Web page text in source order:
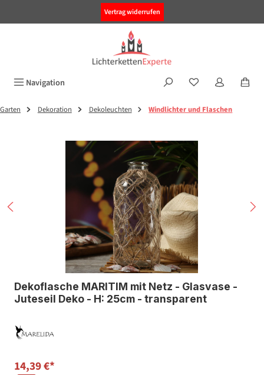
Vertrag widerrufen
Navigation
Garten Dekoration Dekoleuchten Windlichter und Flaschen
Bildergalerie überspringen
Dekoflasche MARITIM mit Netz - Glasvase -
Juteseil Deko - H: 25cm - transparent
14,39 €*